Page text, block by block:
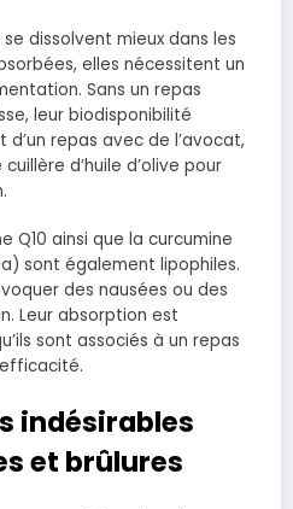
dissolvent mieux dans les
elles nécessitent un
Sans un repas
leur biodisponibilité
repas avec de l’avocat,
d’huile d’olive pour
Q10 ainsi que la curcumine
sont également lipophiles.
des nausées ou des
Leur absorption est
sont associés à un repas
indésirables
et brûlures